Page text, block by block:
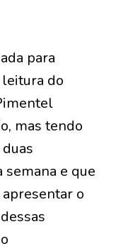
para
do
mas tendo
e que
o